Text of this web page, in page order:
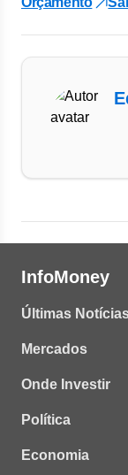
InfoMoney
Últimas
Mercados
Onde Investir
Política
Economia